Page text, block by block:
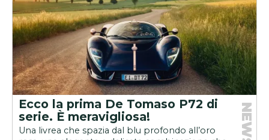
Ecco la prima De Tomaso P72 di
serie. È meravigliosa!
Una livrea che spazia dal blu profondo all’oro
NEWS